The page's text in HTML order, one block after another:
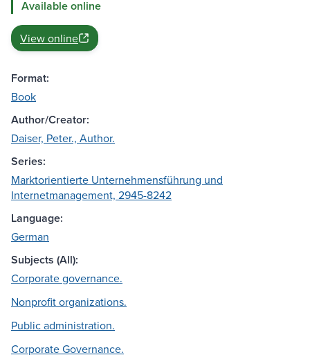
Available online
View online
Format:
Book
Author/Creator:
Daiser, Peter., Author.
Series:
Marktorientierte Unternehmensführung und
Internetmanagement, 2945-8242
Language:
German
Subjects (All):
Corporate governance.
Nonprofit organizations.
Public administration.
Corporate Governance.